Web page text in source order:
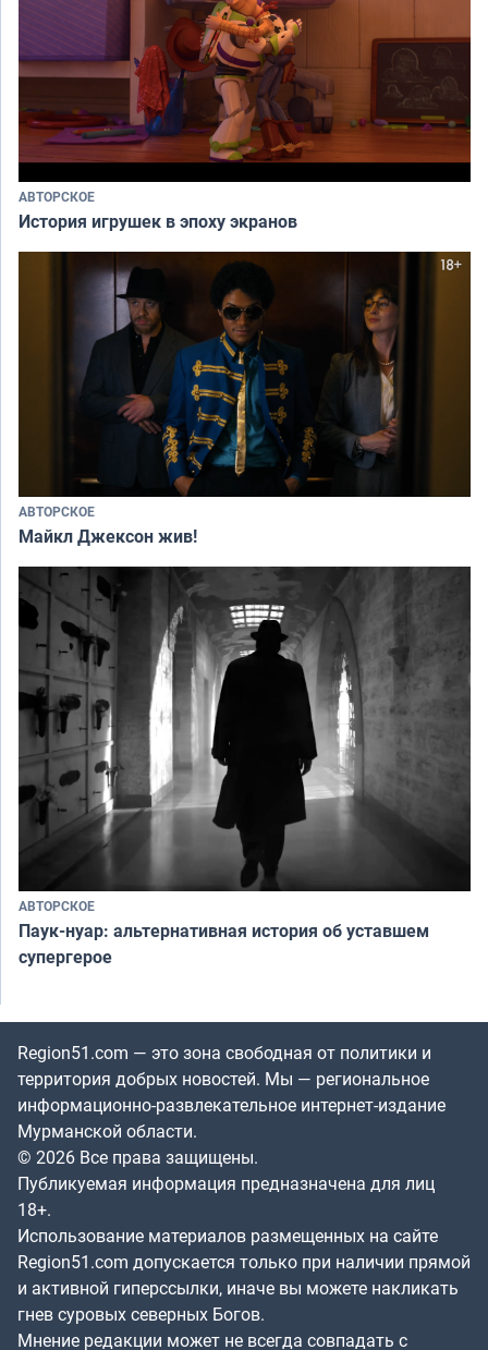
АВТОРСКОЕ
История игрушек в эпоху экранов
АВТОРСКОЕ
Майкл Джексон жив!
АВТОРСКОЕ
Паук-нуар: альтернативная история об уставшем
супергерое
Region51.com — это зона свободная от политики и
территория добрых новостей. Мы — региональное
информационно-развлекательное интернет-издание
Мурманской области.
© 2026 Все права защищены.
Публикуемая информация предназначена для лиц
18+.
Использование материалов размещенных на сайте
Region51.com допускается только при наличии прямой
и активной гиперссылки, иначе вы можете накликать
гнев суровых северных Богов.
Мнение редакции может не всегда совпадать с